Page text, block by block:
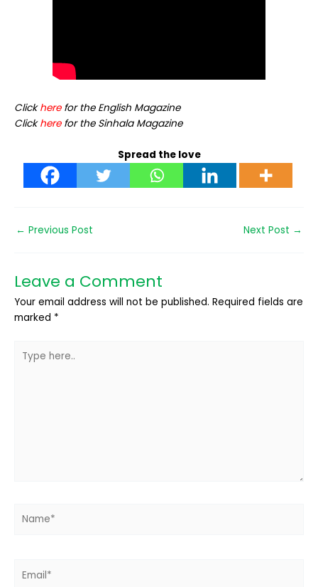
Clickherefor the English Magazine
Clickherefor the Sinhala Magazine
Spread the love
← Previous Post Next Post →
Leave a Comment
Your email address will not be published. Required fields are
marked *
here..